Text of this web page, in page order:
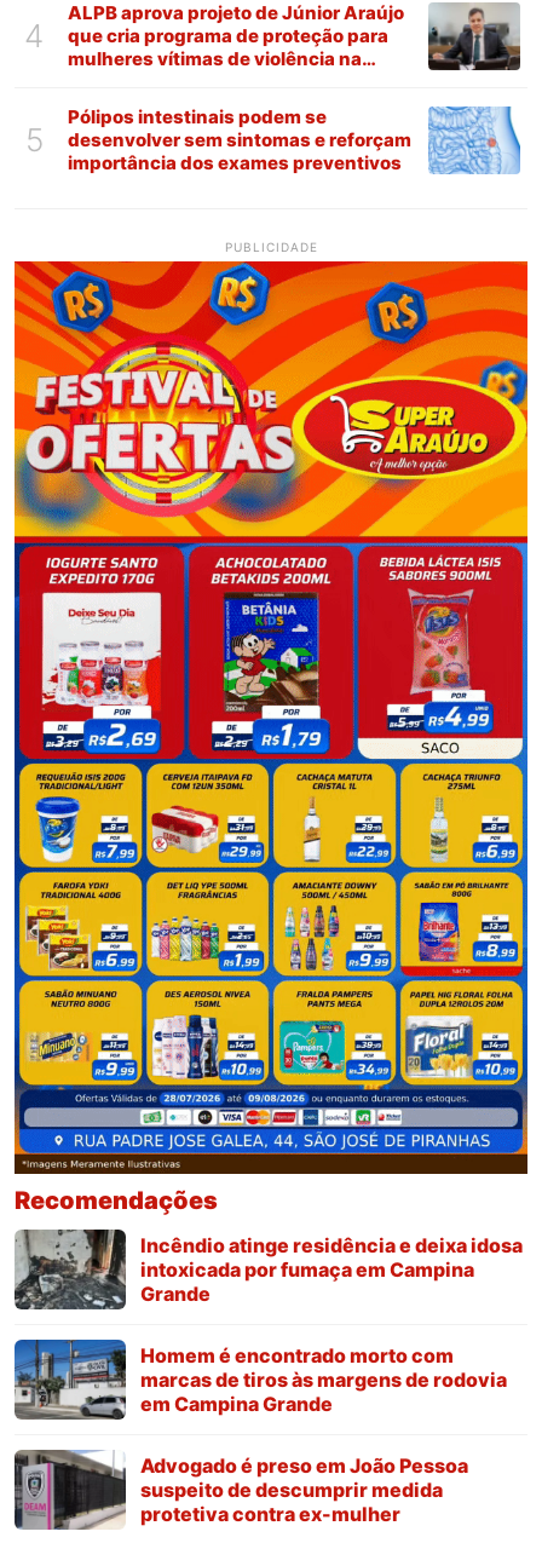
4
ALPB aprova projeto de Júnior Araújo
que cria programa de proteção para
mulheres vítimas de violência na
5
Pólipos intestinais podem se
desenvolver sem sintomas e reforçam
importância dos exames preventivos
PUBLICIDADE
Recomendações
Incêndio atinge residência e deixa idosa
intoxicada por fumaça em Campina
Grande
Homem é encontrado morto com
marcas de tiros às margens de rodovia
em Campina Grande
Advogado é preso em João Pessoa
suspeito de descumprir medida
protetiva contra ex-mulher